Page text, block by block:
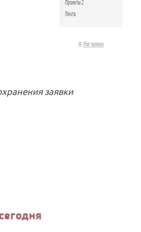
заявки
сегодня